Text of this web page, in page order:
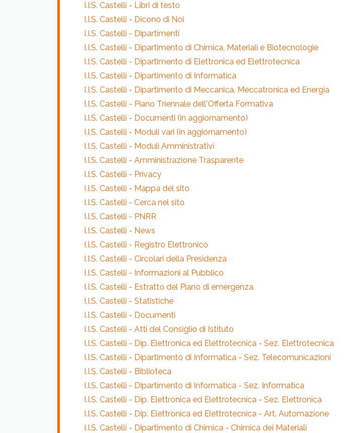
I.I.S. Castelli - Libri di testo
I.I.S. Castelli - Dicono di Noi
I.I.S. Castelli - Dipartimenti
I.I.S. Castelli - Dipartimento di Chimica, Materiali e Biotecnologie
I.I.S. Castelli - Dipartimento di Elettronica ed Elettrotecnica
I.I.S. Castelli - Dipartimento di Informatica
I.I.S. Castelli - Dipartimento di Meccanica, Meccatronica ed Energia
I.I.S. Castelli - Piano Triennale dell'Offerta Formativa
I.I.S. Castelli - Documenti (in aggiornamento)
I.I.S. Castelli - Moduli vari (in aggiornamento)
I.I.S. Castelli - Moduli Amministrativi
I.I.S. Castelli - Amministrazione Trasparente
I.I.S. Castelli - Privacy
I.I.S. Castelli - Mappa del sito
I.I.S. Castelli - Cerca nel sito
I.I.S. Castelli - PNRR
I.I.S. Castelli - News
I.I.S. Castelli - Registro Elettronico
I.I.S. Castelli - Circolari della Presidenza
I.I.S. Castelli - Informazioni al Pubblico
I.I.S. Castelli - Estratto del Piano di emergenza
I.I.S. Castelli - Statistiche
I.I.S. Castelli - Documenti
I.I.S. Castelli - Atti del Consiglio di Istituto
I.I.S. Castelli - Dip. Elettronica ed Elettrotecnica - Sez. Elettrotecnica
I.I.S. Castelli - Dipartimento di Informatica - Sez. Telecomunicazioni
I.I.S. Castelli - Biblioteca
I.I.S. Castelli - Dipartimento di Informatica - Sez. Informatica
I.I.S. Castelli - Dip. Elettronica ed Elettrotecnica - Sez. Elettronica
I.I.S. Castelli - Dip. Elettronica ed Elettrotecnica - Art. Automazione
I.I.S. Castelli - Dipartimento di Chimica - Chimica dei Materiali